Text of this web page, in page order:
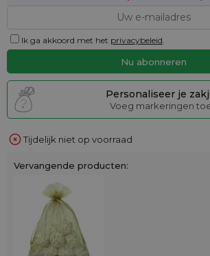
Ik ga akkoord met het privacybeleid.
Personaliseer je
Voeg markeringen
Tijdelijk niet op voorraad
Vervangende producten: